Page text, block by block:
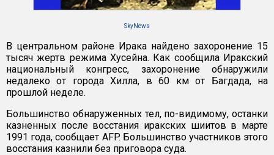
SkyNews
В центральном районе Ирака найдено захоронение 15
тысяч жертв режима Хусейна. Как сообщила Иракский
национальный конгресс, захоронение обнаружили
недалеко от города Хилла, в 60 км от Багдада, на
прошлой неделе.
Большинство обнаруженных тел, по-видимому, останки
казненных после восстания иракских шиитов в марте
1991 года, сообщает AFP. Большинство участников этого
восстания казнили без приговора суда.